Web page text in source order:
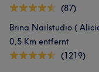
(87)
Brina Nailstudio (
0,5 Km entfernt
(1219)